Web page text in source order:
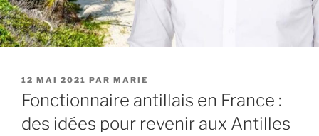
PUBLIÉ
LE
12 MAI 2021 PAR MARIE
Fonctionnaire antillais en France :
des idées pour revenir aux Antilles